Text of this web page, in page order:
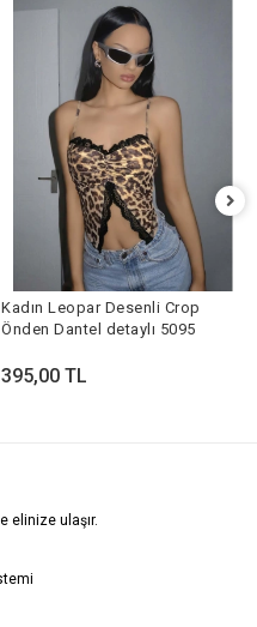
Kadın Leopar Desenli Crop
Önden Dantel detaylı 5095
395,00 TL
elinize ulaşır.